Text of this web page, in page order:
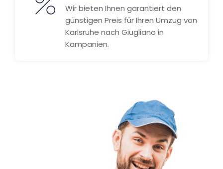
Wir bieten Ihnen garantiert den
günstigen Preis für Ihren Umzug von
Karlsruhe nach Giugliano in
Kampanien.